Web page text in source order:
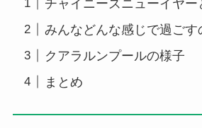
チャイニーズニューイヤー
みんなどんな感じで過ごす
クアラルンプールの様子
まとめ